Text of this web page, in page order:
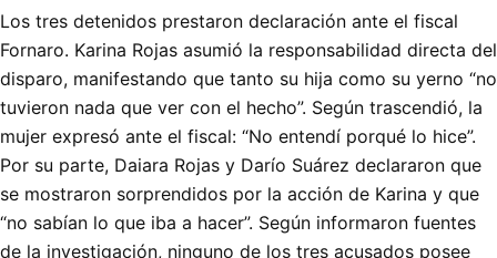
Los tres detenidos prestaron declaración ante el fiscal
Fornaro. Karina Rojas asumió la responsabilidad directa del
disparo, manifestando que tanto su hija como su yerno “no
tuvieron nada que ver con el hecho”. Según trascendió, la
mujer expresó ante el fiscal: “No entendí porqué lo hice”.
Por su parte, Daiara Rojas y Darío Suárez declararon que
se mostraron sorprendidos por la acción de Karina y que
“no sabían lo que iba a hacer”. Según informaron fuentes
de la investigación, ninguno de los tres acusados posee